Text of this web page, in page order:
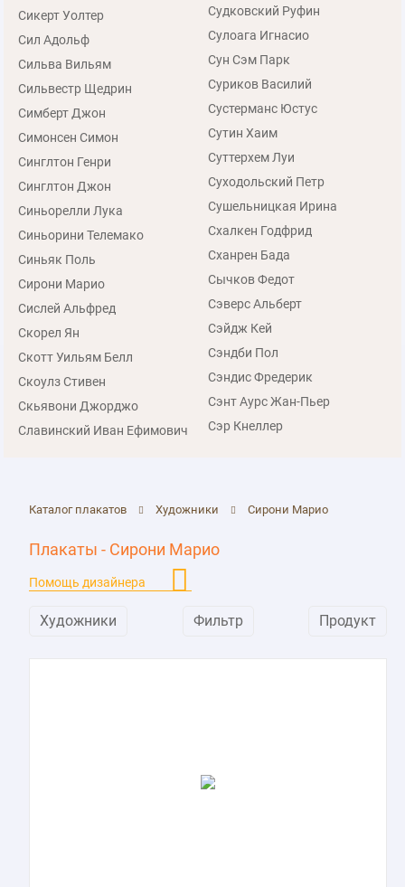
Сикерт Уолтер
Сил Адольф
Сильва Вильям
Сильвестр Щедрин
Симберт Джон
Симонсен Симон
Синглтон Генри
Синглтон Джон
Синьорелли Лука
Синьорини Телемако
Синьяк Поль
Сирони Марио
Сислей Альфред
Скорел Ян
Скотт Уильям Белл
Скоулз Стивен
Скьявони Джорджо
Славинский Иван Ефимович
Судковский Руфин
Сулоага Игнасио
Сун Сэм Парк
Суриков Василий
Сустерманс Юстус
Сутин Хаим
Суттерхем Луи
Суходольский Петр
Сушельницкая Ирина
Схалкен Годфрид
Сханрен Бада
Сычков Федот
Сэверс Альберт
Сэйдж Кей
Сэндби Пол
Сэндис Фредерик
Сэнт Аурс Жан-Пьер
Сэр Кнеллер
Каталог плакатов Художники Сирони Марио
Плакаты - Сирони Марио
Помощь дизайнера
Художники Фильтр Продукт